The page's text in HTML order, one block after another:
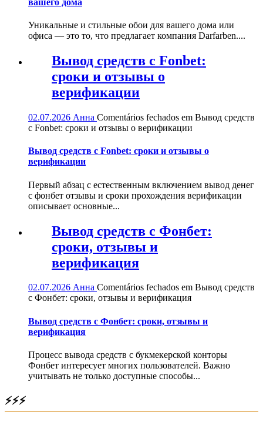
вашего дома
Уникальные и стильные обои для вашего дома или
офиса — это то, что предлагает компания Darfarben....
Вывод средств с Fonbet:
сроки и отзывы о
верификации
02.07.2026 Анна Comentários fechados em Вывод средств
с Fonbet: сроки и отзывы о верификации
Вывод средств с Fonbet: сроки и отзывы о
верификации
Первый абзац с естественным включением вывод денег
с фонбет отзывы и сроки прохождения верификации
описывает основные...
Вывод средств с Фонбет:
сроки, отзывы и
верификация
02.07.2026 Анна Comentários fechados em Вывод средств
с Фонбет: сроки, отзывы и верификация
Вывод средств с Фонбет: сроки, отзывы и
верификация
Процесс вывода средств с букмекерской конторы
Фонбет интересует многих пользователей. Важно
учитывать не только доступные способы...
⚡⚡⚡